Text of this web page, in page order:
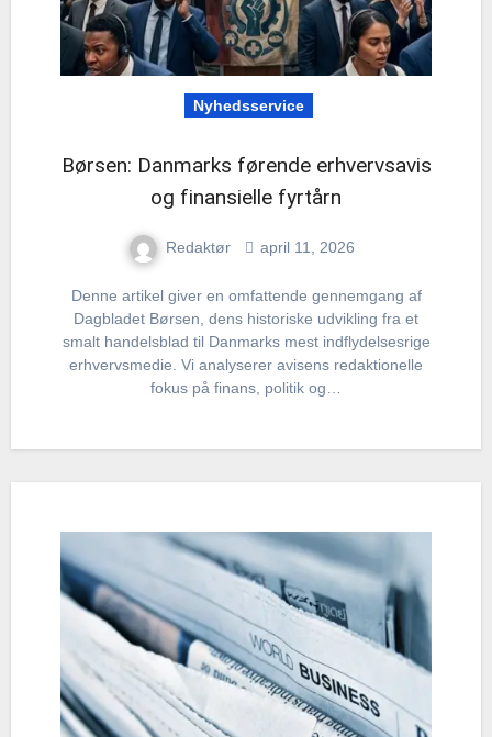
Nyhedsservice
Børsen: Danmarks førende erhvervsavis
og finansielle fyrtårn
Redaktør april 11, 2026
Denne artikel giver en omfattende gennemgang af
Dagbladet Børsen, dens historiske udvikling fra et
smalt handelsblad til Danmarks mest indflydelsesrige
erhvervsmedie. Vi analyserer avisens redaktionelle
fokus på finans, politik og…